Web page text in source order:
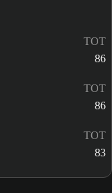
TOT
86
TOT
86
TOT
83